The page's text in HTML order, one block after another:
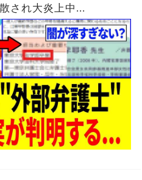
され大炎上中...